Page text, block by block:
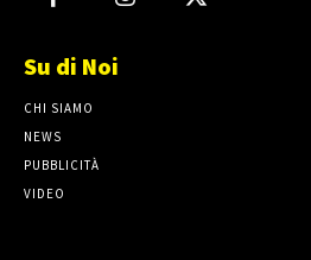
Su di Noi
CHI SIAMO
NEWS
PUBBLICITÀ
VIDEO